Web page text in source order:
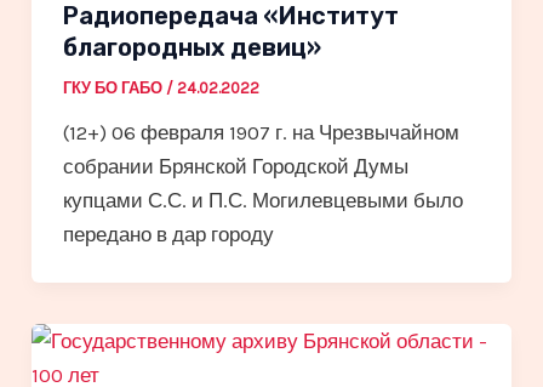
Радиопередача «Институт
благородных девиц»
ГКУ БО ГАБО / 24.02.2022
(12+) 06 февраля 1907 г. на Чрезвычайном
собрании Брянской Городской Думы
купцами С.С. и П.С. Могилевцевыми было
передано в дар городу